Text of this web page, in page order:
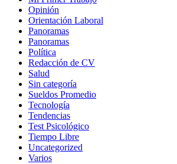
Opinión
Orientación Laboral
Panoramas
Panoramas
Política
Redacción de CV
Salud
Sin categoría
Sueldos Promedio
Tecnología
Tendencias
Test Psicológico
Tiempo Libre
Uncategorized
Varios